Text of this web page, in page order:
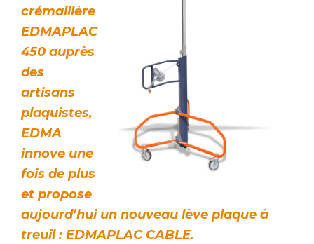
crémaillère
EDMAPLAC
450 auprès
des
artisans
plaquistes,
EDMA
innove une
fois de plus
et propose
aujourd’hui un nouveau lève plaque à
treuil : EDMAPLAC CABLE.